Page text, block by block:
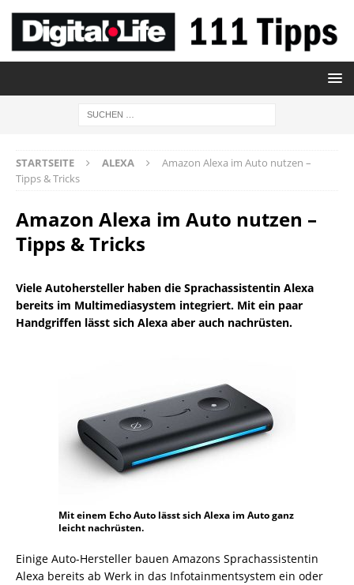
STARTSEITE ALEXA
Amazon Alexa im Auto nutzen –
Tipps & Tricks
Amazon Alexa im Auto nutzen –
Tipps & Tricks
Viele Autohersteller haben die Sprachassistentin Alexa
bereits im Multimediasystem integriert. Mit ein paar
Handgriffen lässt sich Alexa aber auch nachrüsten.
Mit einem Echo Auto lässt sich Alexa im Auto ganz
leicht nachrüsten.
Einige Auto-Hersteller bauen Amazons Sprachassistentin
Alexa bereits ab Werk in das Infotainmentsystem ein oder